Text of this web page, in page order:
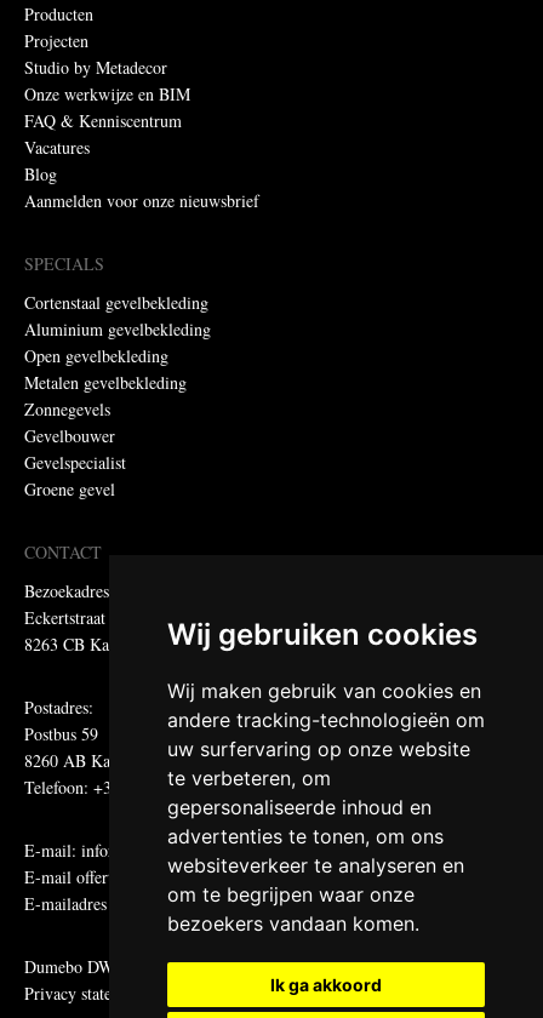
Wij gebruiken cookies
Wij maken gebruik van cookies en
andere tracking-technologieën om
uw surfervaring op onze website
te verbeteren, om
gepersonaliseerde inhoud en
advertenties te tonen, om ons
websiteverkeer te analyseren en
om te begrijpen waar onze
bezoekers vandaan komen.
Ik ga akkoord
Producten
Projecten
Studio by Metadecor
Onze werkwijze en BIM
FAQ & Kenniscentrum
Vacatures
Blog
Aanmelden voor onze nieuwsbrief
SPECIALS
Cortenstaal gevelbekleding
Aluminium gevelbekleding
Open gevelbekleding
Metalen gevelbekleding
Zonnegevels
Gevelbouwer
Gevelspecialist
Groene gevel
CONTACT
Bezoekadres:
Eckertstraat 75
8263 CB Kampen
Postadres:
Postbus 59
8260 AB Kampen
Telefoon: +31 (0)38 331 81 81
E-mail: informatie@metadecor.nl
E-mail offertes:
calculatie@metadecor.nl
E-mailadres administratie:facturen@metadecor.nl
Dumebo DWS voorwaarden
Privacy statement